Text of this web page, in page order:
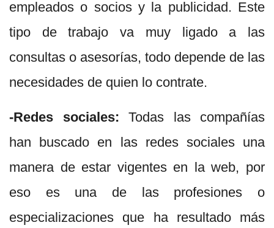
empleados o socios y la publicidad. Este
tipo de trabajo va muy ligado a las
consultas o asesorías, todo depende de las
necesidades de quien lo contrate.
-Redes sociales: Todas las compañías
han buscado en las redes sociales una
manera de estar vigentes en la web, por
eso es una de las profesiones o
especializaciones que ha resultado más